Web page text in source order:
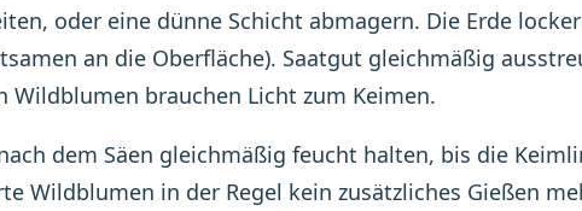
oder eine dünne Schicht abmagern. Die Erde
an die Oberfläche). Saatgut gleichmäßig
Wildblumen brauchen Licht zum Keimen.
dem Säen gleichmäßig feucht halten, bis die
Wildblumen in der Regel kein zusätzliches Gießen